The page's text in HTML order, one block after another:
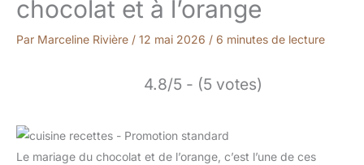
chocolat et à l’orange
Par Marceline Rivière / 12 mai 2026 / 6 minutes de lecture
4.8/5 - (5 votes)
Le mariage du chocolat et de l’orange, c’est l’une de ces